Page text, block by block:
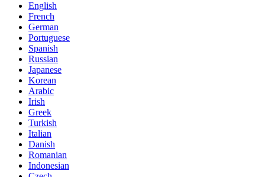
English
French
German
Portuguese
Spanish
Russian
Japanese
Korean
Arabic
Irish
Greek
Turkish
Italian
Danish
Romanian
Indonesian